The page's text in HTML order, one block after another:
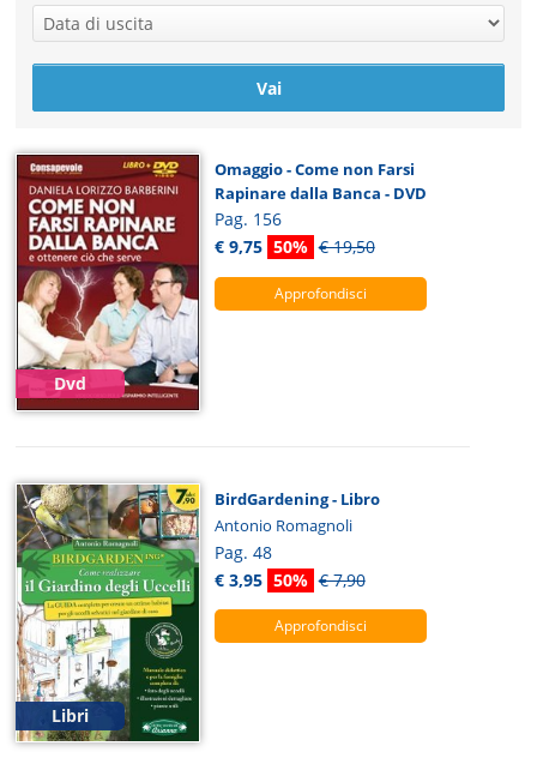
Dvd
Omaggio - Come non Farsi
Rapinare dalla Banca - DVD
Pag. 156
€ 9,75 50% € 19,50
Approfondisci
Libri
BirdGardening - Libro
Antonio Romagnoli
Pag. 48
€ 3,95 50% € 7,90
Approfondisci